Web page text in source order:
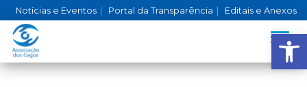
Notícias e Eventos Portal da Transparência Editais e Anexos